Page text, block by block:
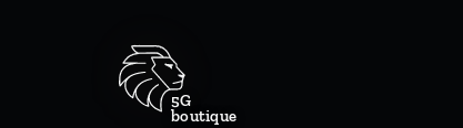
5G
boutique